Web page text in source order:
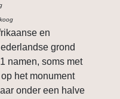
en
grond
namen, soms met
het monument
onder een halve